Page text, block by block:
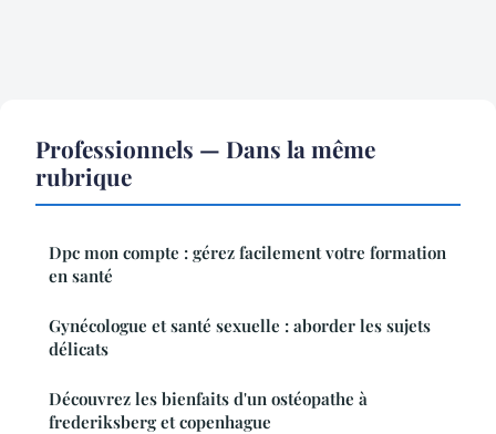
Professionnels — Dans la même
rubrique
Dpc mon compte : gérez facilement votre formation
en santé
Gynécologue et santé sexuelle : aborder les sujets
délicats
Découvrez les bienfaits d'un ostéopathe à
frederiksberg et copenhague